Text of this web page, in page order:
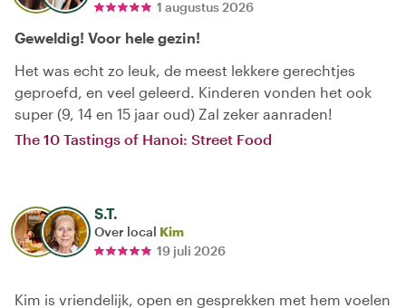
1 augustus 2026
Geweldig! Voor hele gezin!
Het was echt zo leuk, de meest lekkere gerechtjes
geproefd, en veel geleerd. Kinderen vonden het ook
super (9, 14 en 15 jaar oud) Zal zeker aanraden!
The 10 Tastings of Hanoi: Street Food
S.T.
Over local Kim
19 juli 2026
Kim is vriendelijk, open en gesprekken met hem voelen